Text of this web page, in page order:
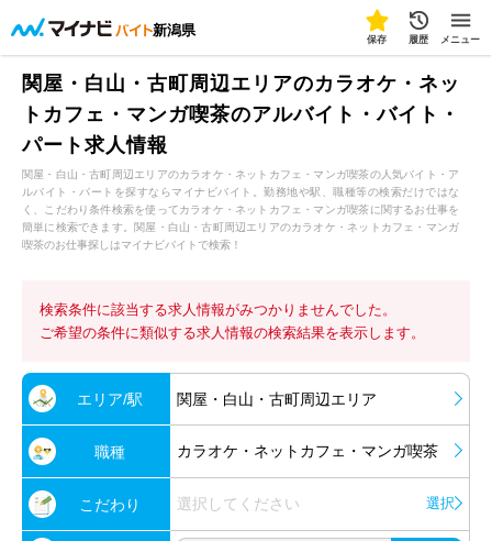
新潟県
保存 履歴 メニュー
関屋・白山・古町周辺エリアのカラオケ・ネッ
トカフェ・マンガ喫茶のアルバイト・バイト・
パート求人情報
関屋・白山・古町周辺エリアのカラオケ・ネットカフェ・マンガ喫茶の人気バイト・ア
ルバイト・パートを探すならマイナビバイト。勤務地や駅、職種等の検索だけではな
く、こだわり条件検索を使ってカラオケ・ネットカフェ・マンガ喫茶に関するお仕事を
簡単に検索できます。関屋・白山・古町周辺エリアのカラオケ・ネットカフェ・マンガ
喫茶のお仕事探しはマイナビバイトで検索！
検索条件に該当する求人情報がみつかりませんでした。
ご希望の条件に類似する求人情報の検索結果を表示します。
エリア/駅 関屋・白山・古町周辺エリア
職種 カラオケ・ネットカフェ・マンガ喫茶
こだわり 選択してください 選択